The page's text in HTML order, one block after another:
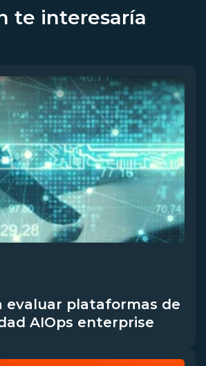
te interesaría
evaluar plataformas de
AIOps enterprise